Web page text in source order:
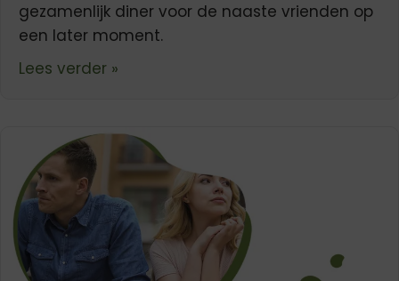
gezamenlijk diner voor de naaste vrienden op
een later moment.
Lees verder »